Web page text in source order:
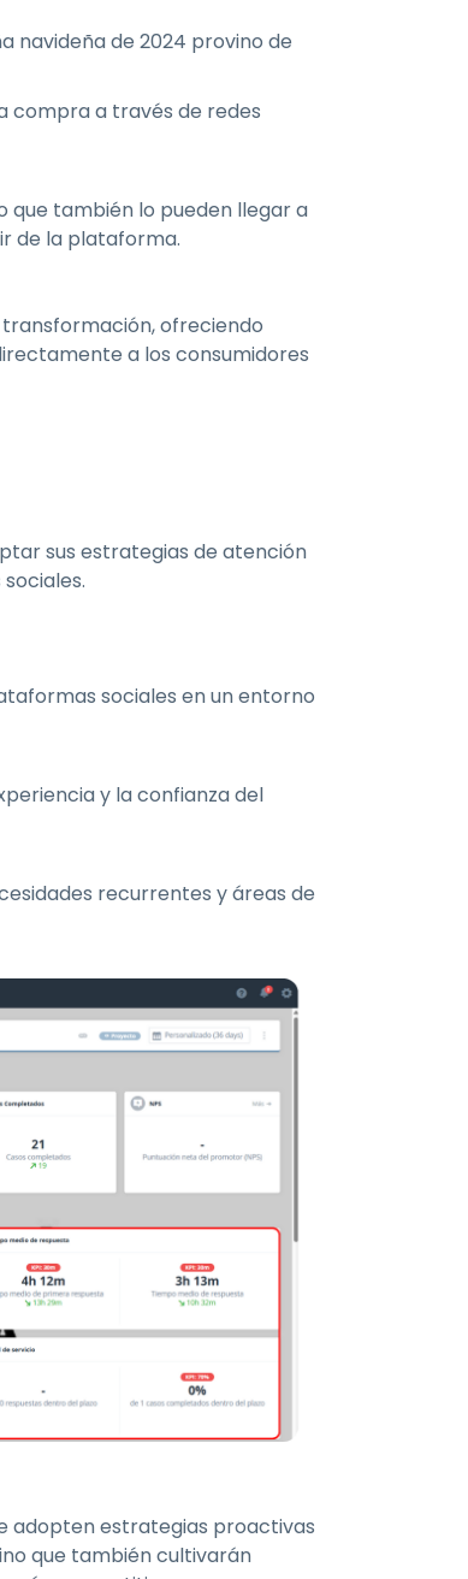
navideña de 2024 provino de
compra a través de redes
que también lo pueden llegar a
de la plataforma.
ofreciendo
a los consumidores
sus estrategias de atención
sociales en un entorno
y la confianza del
recurrentes y áreas de
adopten estrategias proactivas
que también cultivarán